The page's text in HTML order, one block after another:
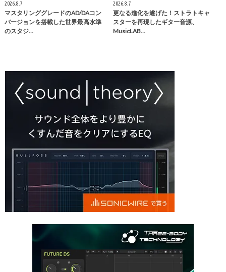
2026.8.7
マスタリンググレードのAD/DAコン
バージョンを搭載した世界最高水準
のスタジ…
2026.8.7
更なる進化を遂げた！ストラトキャ
スターを再現したギター音源、
MusicLAB…